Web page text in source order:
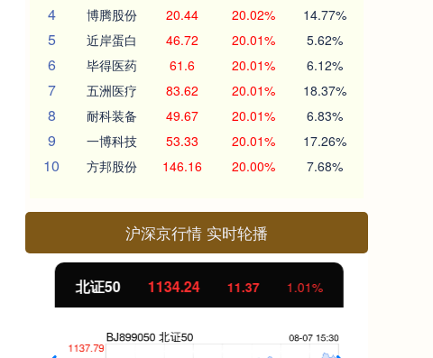
4 博腾股份 20.44 20.02% 14.77%
5 近岸蛋白 46.72 20.01% 5.62%
6 毕得医药 61.6 20.01% 6.12%
7 五洲医疗 83.62 20.01% 18.37%
8 耐科装备 49.67 20.01% 6.83%
9 一博科技 53.33 20.01% 17.26%
10 方邦股份 146.16 20.00% 7.68%
沪深京行情 实时轮播
北证50 1134.24 11.37 1.01%